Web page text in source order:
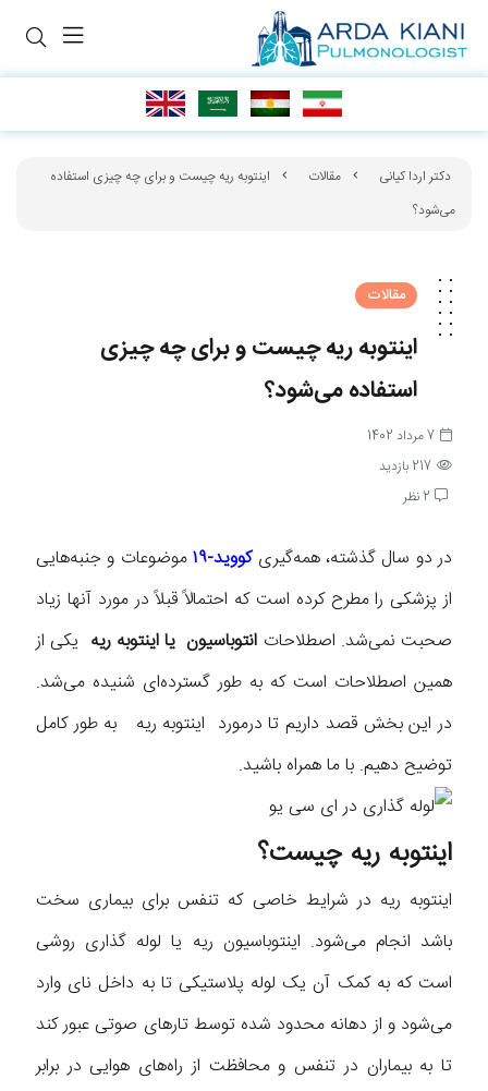
دکتر اردا کیانی مقالات
اینتوبه ریه چیست و برای چه چیزی استفاده
می‌شود؟
مقالات
اینتوبه ریه چیست و برای چه چیزی
استفاده می‌شود؟
7 مرداد 1402
217 بازدید
2 نظر
در دو سال گذشته، همه‌گیریکووید-۱۹ موضوعات و جنبه‌هایی
از پزشکی را مطرح کرده است که احتمالاً قبلاً در مورد آنها زیاد
صحبت نمی‌شد. اصطلاحات انتوباسیون یا اینتوبه ریه یکی از
همین اصطلاحات است که به طور گسترده‌ای شنیده می‌شد.
در این بخش قصد داریم تا درمورد اینتوبه ریه به طور کامل
توضیح دهیم. با ما همراه باشید.
اینتوبه ریه چیست؟
اینتوبه ریه در شرایط خاصی که تنفس برای بیماری سخت
باشد انجام می‌شود. اینتوباسیون ریه یا لوله گذاری روشی
است که به کمک آن یک لوله پلاستیکی تا به داخل نای وارد
می‌شود و از دهانه محدود شده توسط تارهای صوتی عبور کند
تا به بیماران در تنفس و محافظت از راه‌های هوایی در برابر